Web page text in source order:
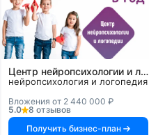
Центр нейропсихологии и логопедии «Здоровый ребенок»
нейропсихология и логопедия
Вложения от 2 440 000 ₽
5.0
8 отзывов
Получить бизнес-план